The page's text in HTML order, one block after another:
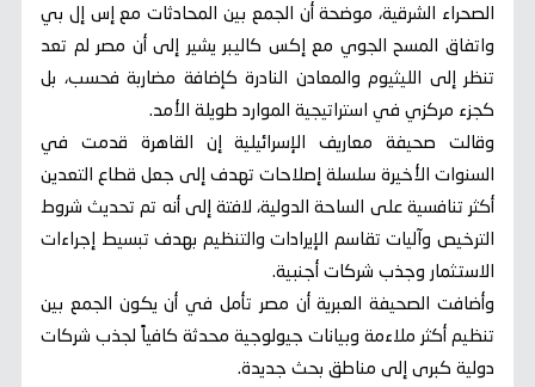
الصحراء الشرقية، موضحة أن الجمع بين المحادثات مع إس إل بي
واتفاق المسح الجوي مع إكس كاليبر يشير إلى أن مصر لم تعد
تنظر إلى الليثيوم والمعادن النادرة كإضافة مضاربة فحسب، بل
كجزء مركزي في استراتيجية الموارد طويلة الأمد.
وقالت صحيفة معاريف الإسرائيلية إن القاهرة قدمت في
السنوات الأخيرة سلسلة إصلاحات تهدف إلى جعل قطاع التعدين
أكثر تنافسية على الساحة الدولية، لافتة إلى أنه تم تحديث شروط
الترخيص وآليات تقاسم الإيرادات والتنظيم بهدف تبسيط إجراءات
الاستثمار وجذب شركات أجنبية.
وأضافت الصحيفة العبرية أن مصر تأمل في أن يكون الجمع بين
تنظيم أكثر ملاءمة وبيانات جيولوجية محدثة كافياً لجذب شركات
دولية كبرى إلى مناطق بحث جديدة.